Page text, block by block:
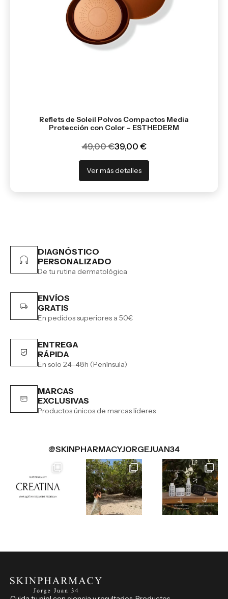
Reflets de Soleil Polvos Compactos Media
Protección con Color – ESTHEDERM
49,00 €39,00 €
Ver más detalles
DIAGNÓSTICO
PERSONALIZADO
De tu rutina dermatológica
ENVÍOS
GRATIS
En pedidos superiores a 50€
ENTREGA
RÁPIDA
En solo 24-48h (Península)
MARCAS
EXCLUSIVAS
Productos únicos de marcas líderes
@SKINPHARMACYJORGEJUAN34